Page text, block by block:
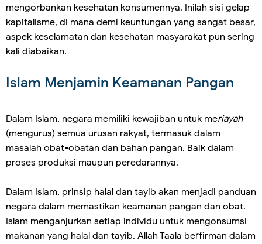
mengorbankan kesehatan konsumennya. Inilah sisi gelap
kapitalisme, di mana demi keuntungan yang sangat besar,
aspek keselamatan dan kesehatan masyarakat pun sering
kali diabaikan.
Islam Menjamin Keamanan Pangan
Dalam Islam, negara memiliki kewajiban untuk meriayah
(mengurus) semua urusan rakyat, termasuk dalam
masalah obat-obatan dan bahan pangan. Baik dalam
proses produksi maupun peredarannya.
Dalam Islam, prinsip halal dan tayib akan menjadi panduan
negara dalam memastikan keamanan pangan dan obat.
Islam menganjurkan setiap individu untuk mengonsumsi
makanan yang halal dan tayib. Allah Taala berfirman dalam